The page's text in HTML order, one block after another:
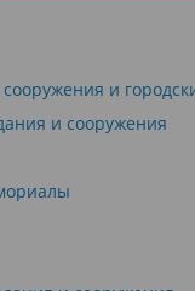
и
и сооружения